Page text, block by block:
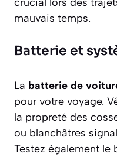
mauvais temps.
Batterie et
La batterie de
pour votre voyage.
la propreté des
ou blanchâtres
Testez également